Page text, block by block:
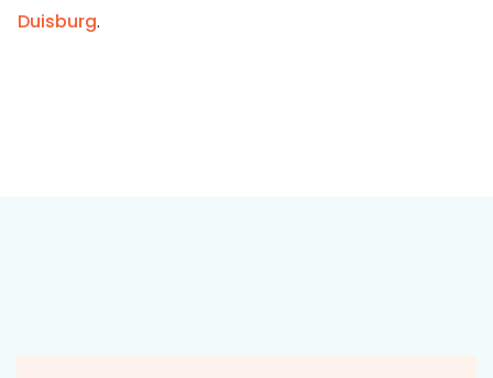
Duisburg.